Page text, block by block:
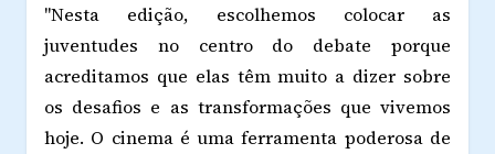
"Nesta edição, escolhemos colocar as
juventudes no centro do debate porque
acreditamos que elas têm muito a dizer sobre
os desafios e as transformações que vivemos
hoje. O cinema é uma ferramenta poderosa de